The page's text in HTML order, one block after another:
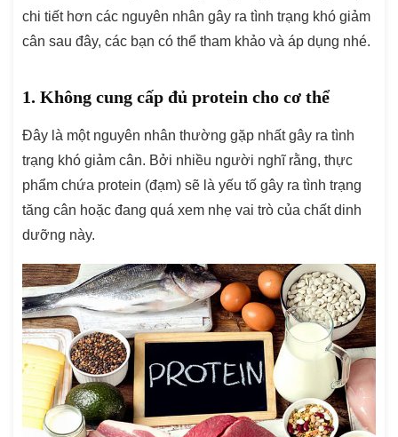
chi tiết hơn các nguyên nhân gây ra tình trạng khó giảm
cân sau đây, các bạn có thể tham khảo và áp dụng nhé.
1. Không cung cấp đủ protein cho cơ thể
Đây là một nguyên nhân thường gặp nhất gây ra tình
trạng khó giảm cân. Bởi nhiều người nghĩ rằng, thực
phẩm chứa protein (đạm) sẽ là yếu tố gây ra tình trạng
tăng cân hoặc đang quá xem nhẹ vai trò của chất dinh
dưỡng này.